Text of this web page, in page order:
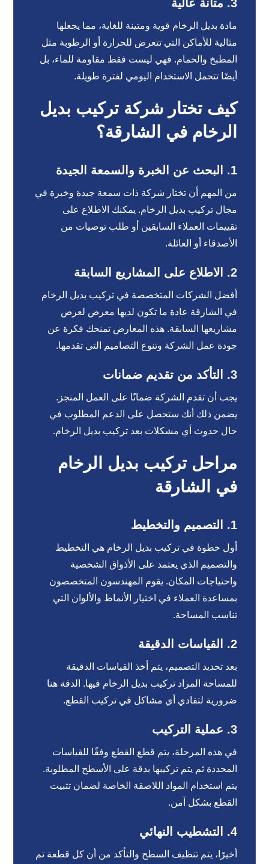
3. متانة عالية
مادة بديل الرخام قوية ومتينة للغاية، مما يجعلها
مثالية للأماكن التي تتعرض للحرارة أو الرطوبة مثل
المطبخ والحمام. فهي ليست فقط مقاومة للماء، بل
أيضًا تتحمل الاستخدام اليومي لفترة طويلة.
كيف تختار شركة تركيب بديل
الرخام في الشارقة؟
1. البحث عن الخبرة والسمعة الجيدة
من المهم أن تختار شركة ذات سمعة جيدة وخبرة في
مجال تركيب بديل الرخام. يمكنك الاطلاع على
تقييمات العملاء السابقين أو طلب توصيات من
الأصدقاء أو العائلة.
2. الاطلاع على المشاريع السابقة
أفضل الشركات المتخصصة في تركيب بديل الرخام
في الشارقة عادة ما تكون لديها معرض لعرض
مشاريعها السابقة. هذه المعارض تمنحك فكرة عن
جودة عمل الشركة وتنوع التصاميم التي تقدمها.
3. التأكد من تقديم ضمانات
يجب أن تقدم الشركة ضمانًا على العمل المنجز.
يضمن ذلك أنك ستحصل على الدعم المطلوب في
حال حدوث أي مشكلات بعد تركيب بديل الرخام.
مراحل تركيب بديل الرخام
في الشارقة
1. التصميم والتخطيط
أول خطوة في تركيب بديل الرخام هي التخطيط
والتصميم الذي يعتمد على الأذواق الشخصية
واحتياجات المكان. يقوم المهندسون المتخصصون
بمساعدة العملاء في اختيار الأنماط والألوان التي
تناسب المساحة.
2. القياسات الدقيقة
بعد تحديد التصميم، يتم أخذ القياسات الدقيقة
للمساحة المراد تركيب بديل الرخام فيها. الدقة هنا
ضرورية لتفادي أي مشاكل في تركيب القطع.
3. عملية التركيب
في هذه المرحلة، يتم قطع القطع وفقًا للقياسات
المحددة ثم يتم تركيبها بدقة على الأسطح المطلوبة.
يتم استخدام المواد اللاصقة الخاصة لضمان تثبيت
القطع بشكل آمن.
4. التشطيب النهائي
أخيرًا، يتم تنظيف السطح والتأكد من أن كل قطعة تم